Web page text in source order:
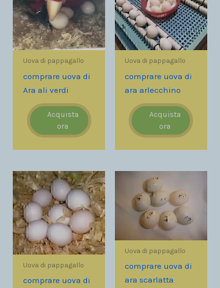
Uova di pappagallo
comprare uova di
Ara ali verdi
Acquista
ora
Uova di pappagallo
comprare uova di
ara arlecchino
Acquista
ora
Uova di pappagallo
comprare uova di
Uova di pappagallo
comprare uova di
ara scarlatta